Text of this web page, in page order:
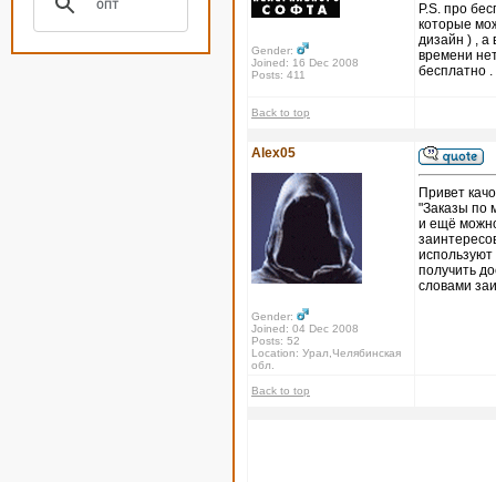
Gender:
Joined: 16 Dec 2008
Posts: 411
P.S. про
которые
дизайн ) , а
времени
бесплатно
Back to top
Alex05
Gender:
Joined: 04 Dec 2008
Posts: 52
Location: Урал,Челябинская
обл.
Привет
"Заказы по
и ещё
получить
словами
Back to top